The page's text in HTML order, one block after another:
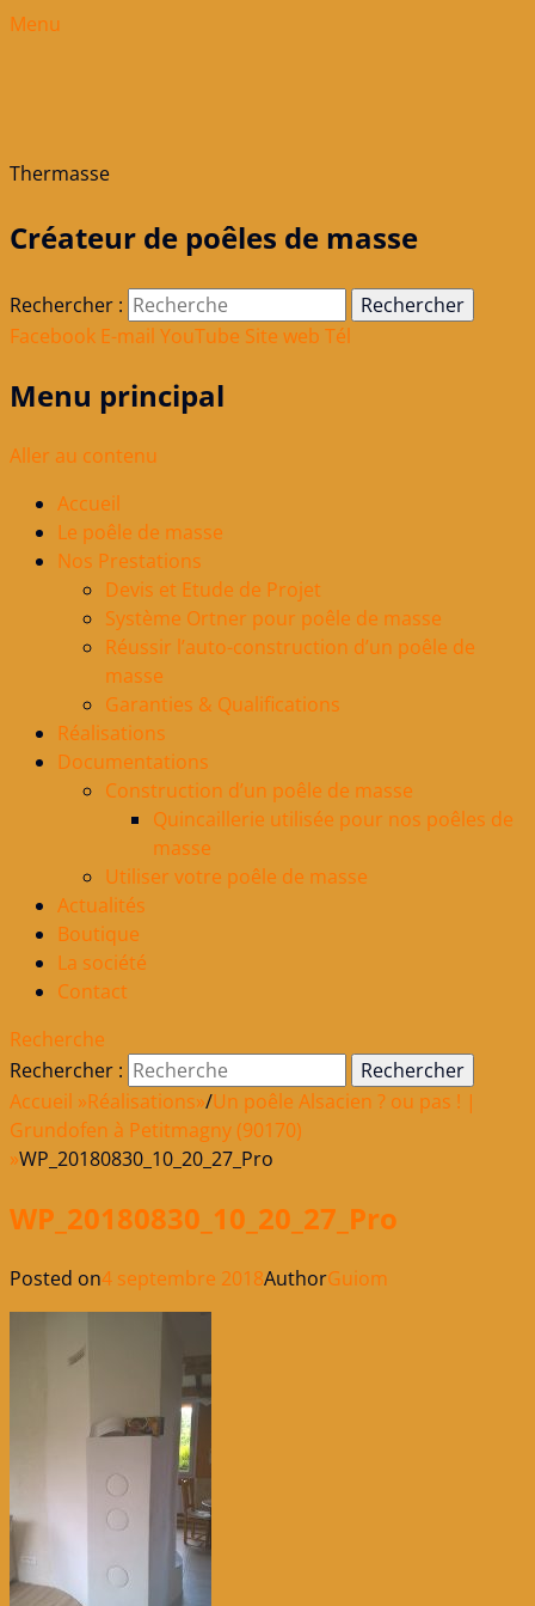
Menu
Thermasse
Créateur de poêles de masse
Rechercher :
Facebook E-mail YouTube Site web Tél
Menu principal
Aller au contenu
Accueil
Le poêle de masse
Nos Prestations
Devis et Etude de Projet
Système Ortner pour poêle de masse
Réussir l’auto-construction d’un poêle de
masse
Garanties & Qualifications
Réalisations
Documentations
Construction d’un poêle de masse
Quincaillerie utilisée pour nos poêles de
masse
Utiliser votre poêle de masse
Actualités
Boutique
La société
Contact
Recherche
Rechercher :
Accueil »Réalisations»/Un poêle Alsacien ? ou pas ! |
Grundofen à Petitmagny (90170)
»WP_20180830_10_20_27_Pro
WP_20180830_10_20_27_Pro
Posted on4 septembre 2018AuthorGuiom